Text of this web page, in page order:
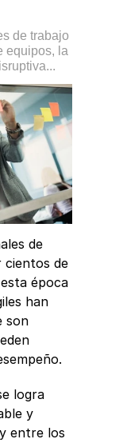
de trabajo
equipos, la
de
cientos de
época
han
son
logra
y
entre los